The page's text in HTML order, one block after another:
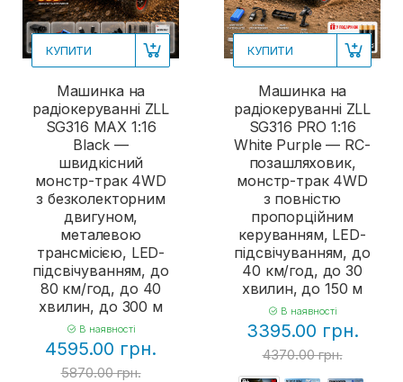
КУПИТИ
Машинка на
радіокеруванні ZLL
SG316 MAX 1:16
Black —
швидкісний
монстр-трак 4WD
з безколекторним
двигуном,
металевою
трансмісією, LED-
підсвічуванням, до
80 км/год, до 40
хвилин, до 300 м
В наявності
4595.00 грн.
5870.00 грн.
КУПИТИ
Машинка на
радіокеруванні ZLL
SG316 PRO 1:16
White Purple — RC-
позашляховик,
монстр-трак 4WD
з повністю
пропорційним
керуванням, LED-
підсвічуванням, до
40 км/год, до 30
хвилин, до 150 м
В наявності
3395.00 грн.
4370.00 грн.